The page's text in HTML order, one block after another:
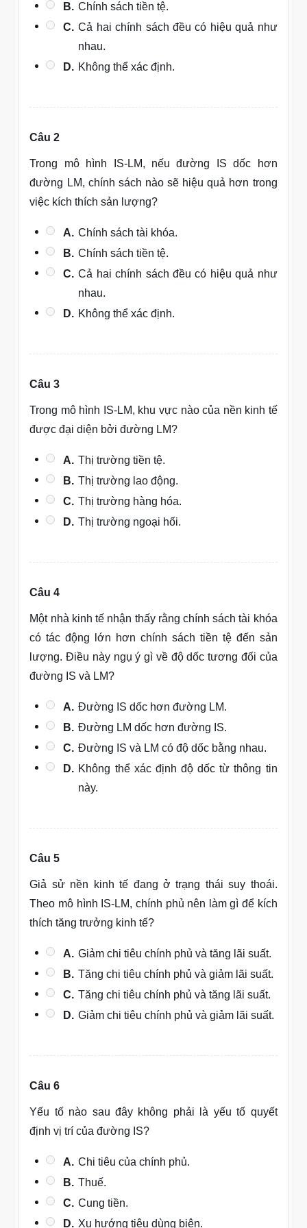
B. Chính sách tiền tệ.
C. Cả hai chính sách đều có hiệu quả như
nhau.
D. Không thể xác định.
Câu 2
Trong mô hình IS-LM, nếu đường IS dốc hơn
đường LM, chính sách nào sẽ hiệu quả hơn trong
việc kích thích sản lượng?
A. Chính sách tài khóa.
B. Chính sách tiền tệ.
C. Cả hai chính sách đều có hiệu quả như
nhau.
D. Không thể xác định.
Câu 3
Trong mô hình IS-LM, khu vực nào của nền kinh tế
được đại diện bởi đường LM?
A. Thị trường tiền tệ.
B. Thị trường lao động.
C. Thị trường hàng hóa.
D. Thị trường ngoại hối.
Câu 4
Một nhà kinh tế nhận thấy rằng chính sách tài khóa
có tác động lớn hơn chính sách tiền tệ đến sản
lượng. Điều này ngụ ý gì về độ dốc tương đối của
đường IS và LM?
A. Đường IS dốc hơn đường LM.
B. Đường LM dốc hơn đường IS.
C. Đường IS và LM có độ dốc bằng nhau.
D. Không thể xác định độ dốc từ thông tin
này.
Câu 5
Giả sử nền kinh tế đang ở trạng thái suy thoái.
Theo mô hình IS-LM, chính phủ nên làm gì để kích
thích tăng trưởng kinh tế?
A. Giảm chi tiêu chính phủ và tăng lãi suất.
B. Tăng chi tiêu chính phủ và giảm lãi suất.
C. Tăng chi tiêu chính phủ và tăng lãi suất.
D. Giảm chi tiêu chính phủ và giảm lãi suất.
Câu 6
Yếu tố nào sau đây không phải là yếu tố quyết
định vị trí của đường IS?
A. Chi tiêu của chính phủ.
B. Thuế.
C. Cung tiền.
D. Xu hướng tiêu dùng biên.